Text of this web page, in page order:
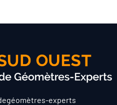
géomètres-experts